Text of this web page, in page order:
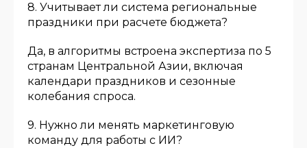
8. Учитывает ли система региональные
праздники при расчете бюджета?
Да, в алгоритмы встроена экспертиза по 5
странам Центральной Азии, включая
календари праздников и сезонные
колебания спроса.
9. Нужно ли менять маркетинговую
команду для работы с ИИ?